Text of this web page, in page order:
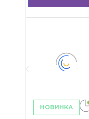
НОВИНКА